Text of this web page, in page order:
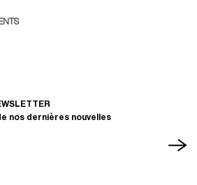
nos dernières nouvelles